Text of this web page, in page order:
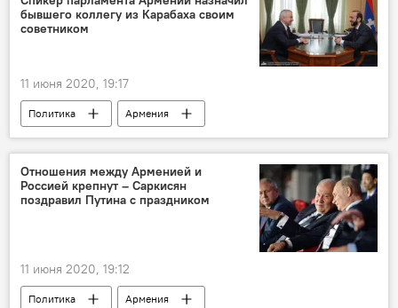
прослушка
бывшего коллегу из Карабаха своим
советником
11 июня 2020, 19:17
Политика
Армения
Нагорный Карабах
Ашот Гулян
Отношения между Арменией и
Россией крепнут – Саркисян
поздравил Путина с праздником
11 июня 2020, 19:12
Политика
Армения